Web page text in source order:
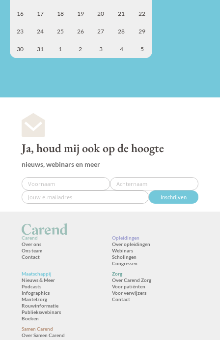
16 17 18 19 20 21 22
23 24 25 26 27 28 29
30 31 1 2 3 4 5
Ja, houd mij ook op de hoogte
nieuws, webinars en meer
Inschrijven
Carend
Over ons
Ons team
Contact
Opleidingen
Over opleidingen
Webinars
Scholingen
Congressen
Maatschappij
Nieuws & Meer
Podcasts
Infographics
Mantelzorg
Rouwinformatie
Publiekswebinars
Boeken
Zorg
Over Carend Zorg
Voor patiënten
Voor verwijzers
Contact
Samen Carend
Over Samen Carend